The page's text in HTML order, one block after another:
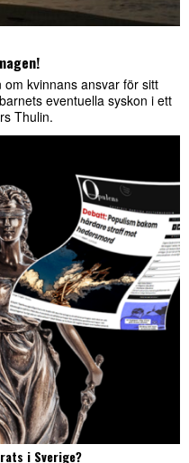
om kvinnans ansvar för sitt
eventuella syskon i ett
Thulin.
i Sverige?